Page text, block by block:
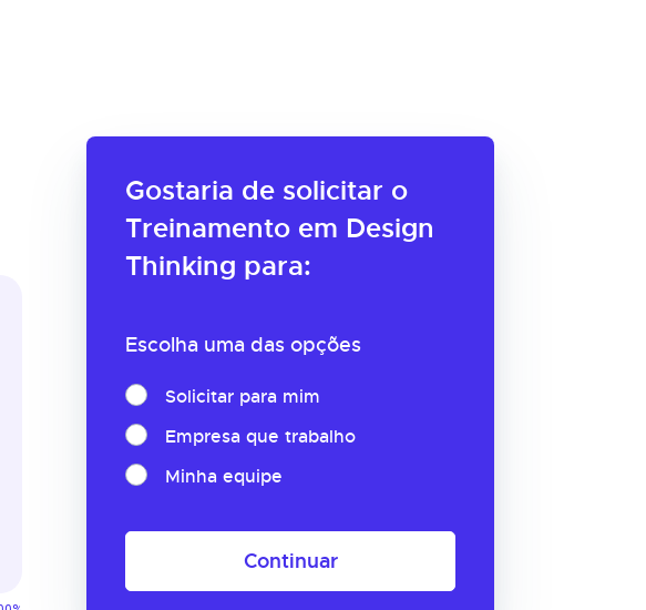
Gostaria de solicitar o
Treinamento em Design
Thinking para:
Escolha uma das opções
Solicitar para mim
Empresa que trabalho
Minha equipe
Continuar